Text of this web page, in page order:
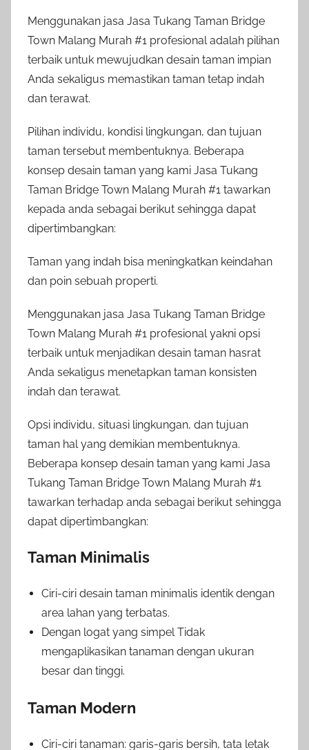
Menggunakan jasa Jasa Tukang Taman Bridge
Town Malang Murah #1 profesional adalah pilihan
terbaik untuk mewujudkan desain taman impian
Anda sekaligus memastikan taman tetap indah
dan terawat.
Pilihan individu, kondisi lingkungan, dan tujuan
taman tersebut membentuknya. Beberapa
konsep desain taman yang kami Jasa Tukang
Taman Bridge Town Malang Murah #1 tawarkan
kepada anda sebagai berikut sehingga dapat
dipertimbangkan:
Taman yang indah bisa meningkatkan keindahan
dan poin sebuah properti.
Menggunakan jasa Jasa Tukang Taman Bridge
Town Malang Murah #1 profesional yakni opsi
terbaik untuk menjadikan desain taman hasrat
Anda sekaligus menetapkan taman konsisten
indah dan terawat.
Opsi individu, situasi lingkungan, dan tujuan
taman hal yang demikian membentuknya.
Beberapa konsep desain taman yang kami Jasa
Tukang Taman Bridge Town Malang Murah #1
tawarkan terhadap anda sebagai berikut sehingga
dapat dipertimbangkan:
Taman Minimalis
Ciri-ciri desain taman minimalis identik dengan
area lahan yang terbatas.
Dengan logat yang simpel Tidak
mengaplikasikan tanaman dengan ukuran
besar dan tinggi.
Taman Modern
Ciri-ciri tanaman: garis-garis bersih, tata letak